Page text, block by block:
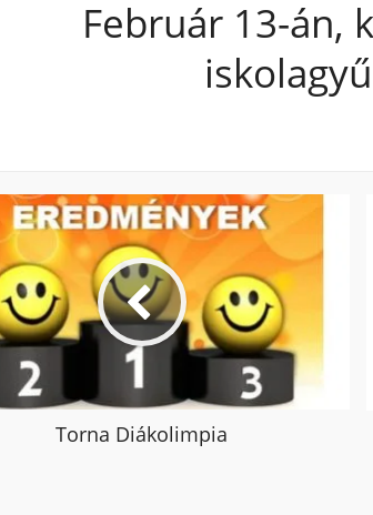
Február 13-án,
Torna Diákolimpia